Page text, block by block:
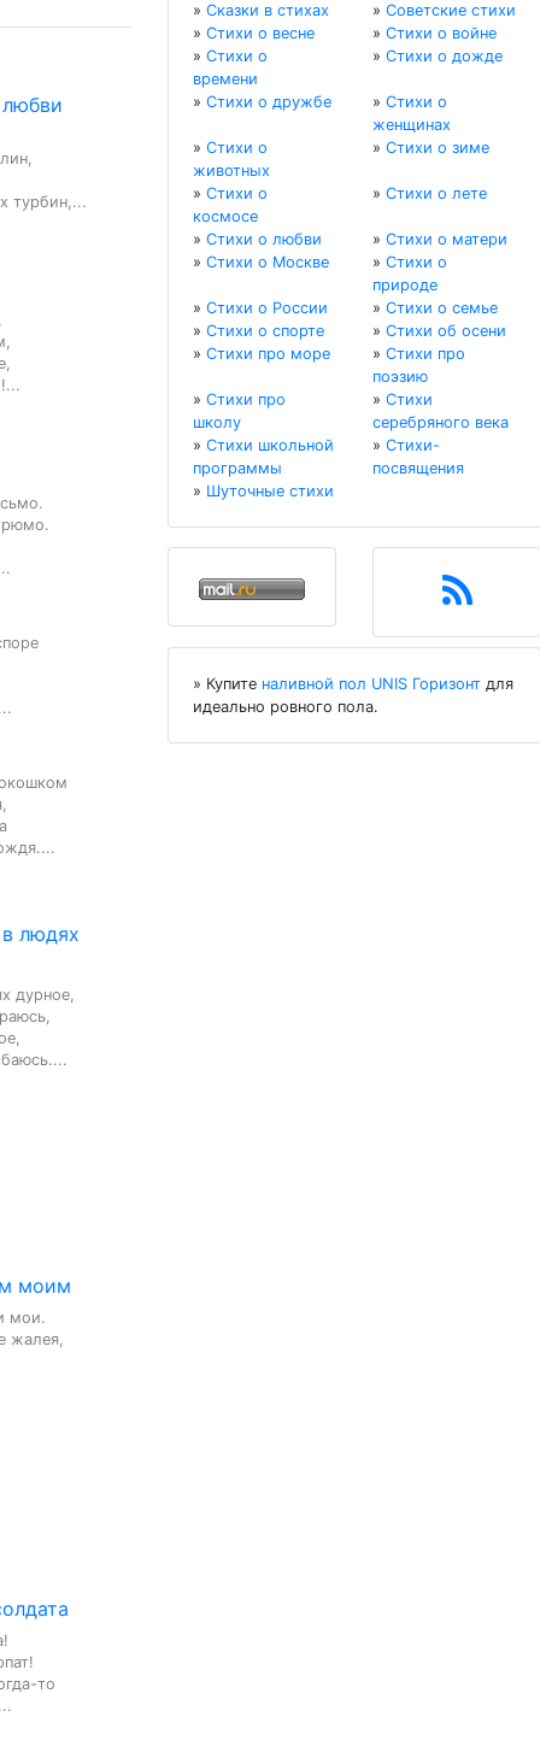
турбин,...
в людях
дурное,
моим
мои.
жалея,
то
» Сказки в стихах » Советские стихи
» Стихи о весне » Стихи о войне
» Стихи о
времени
» Стихи о дожде
» Стихи о дружбе » Стихи о
женщинах
» Стихи о
животных
» Стихи о зиме
» Стихи о
космосе
» Стихи о лете
» Стихи о любви » Стихи о матери
» Стихи о Москве » Стихи о
природе
» Стихи о России » Стихи о семье
» Стихи о спорте » Стихи об осени
» Стихи про море » Стихи про
поэзию
» Стихи про
школу
» Стихи
серебряного века
» Стихи школьной
программы
» Стихи-
посвящения
» Шуточные стихи
» Купите наливной пол UNIS Горизонт для
идеально ровного пола.